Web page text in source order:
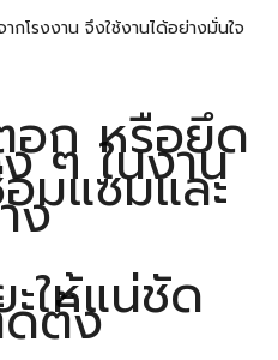
กโรงงาน จึงใช้งานได้อย่างมั่นใจ
อก หรือยึด
ๆ ในงาน
มแซมและ
ง
ให้แน่ชัด
ตั้ง